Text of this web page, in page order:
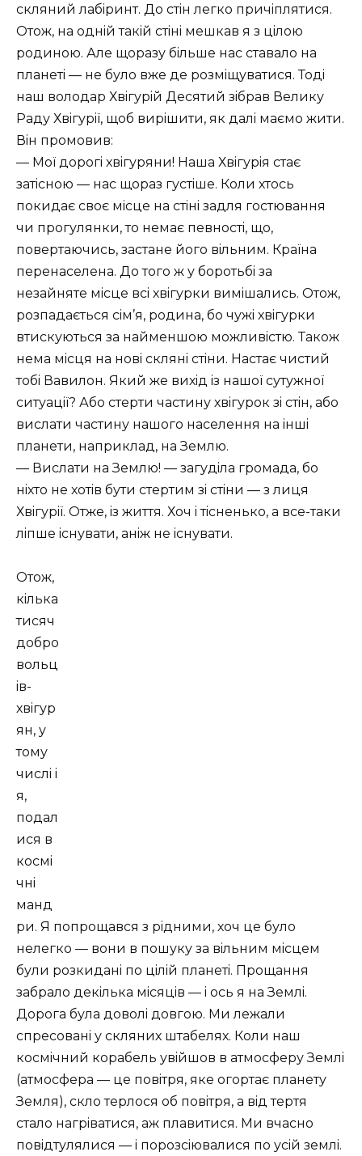
скляний лабiринт. До стiн легко причiплятися.
Отож, на однiй такiй стiнi мешкав я з цiлою
родиною. Але щоразу бiльше нас ставало на
планетi — не було вже де розмiщуватися. Тодi
наш володар Хвiгурiй Десятий зiбрав Велику
Раду Хвiгурiï, щоб вирiшити, як далi маємо жити.
Вiн промовив:
— Моï дорогi хвiгуряни! Наша Хвiгурiя стає
затiсною — нас щораз густiше. Коли хтось
покидає своє мiсце на стiнi задля гостювання
чи прогулянки, то немає певностi, що,
повертаючись, застане його вiльним. Краïна
перенаселена. До того ж у боротьбi за
незайняте мiсце всi хвiгурки вимiшались. Отож,
розпадається сiм’я, родина, бо чужi хвiгурки
втискуються за найменшою можливiстю. Також
нема мiсця на новi склянi стiни. Настає чистий
тобi Вавилон. Який же вихiд iз нашоï сутужноï
ситуацiï? Або стерти частину хвiгурок зi стiн, або
вислати частину нашого населення на iншi
планети, наприклад, на Землю.
— Вислати на Землю! — загудiла громада, бо
нiхто не хотiв бути стертим зi стiни — з лиця
Хвiгурiï. Отже, iз життя. Хоч i тiсненько, а все-таки
лiпше iснувати, анiж не iснувати.
Отож,
кiлька
тисяч
добро
вольц
iв-
хвiгур
ян, у
тому
числi i
я,
подал
ися в
космi
чнi
манд
ри. Я попрощався з рiдними, хоч це було
нелегко — вони в пошуку за вiльним мiсцем
були розкиданi по цiлiй планетi. Прощання
забрало декiлька мiсяцiв — i ось я на Землi.
Дорога була доволi довгою. Ми лежали
спресованi у скляних штабелях. Коли наш
космiчний корабель увiйшов в атмосферу Землi
(атмосфера — це повiтря, яке огортає планету
Земля), скло терлося об повiтря, а вiд тертя
стало нагрiватися, аж плавитися. Ми вчасно
повiдтулялися — i порозсiювалися по усiй землi.